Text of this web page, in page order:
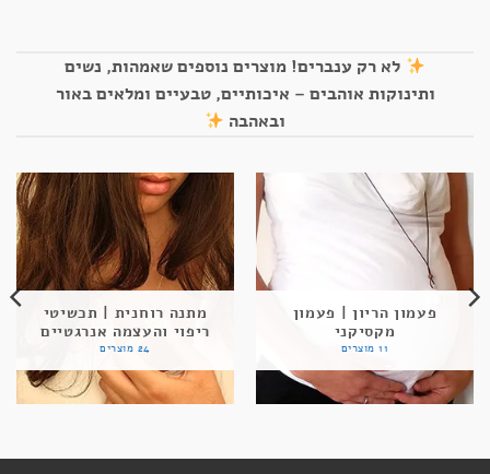
לא רק ענברים! מוצרים נוספים שאמהות, נשים
ותינוקות אוהבים – איכותיים, טבעיים ומלאים באור
ובאהבה
פעמון הריון | פעמון
מקסיקני
11 מוצרים
מתנה רוחנית | תכשיטי
ריפוי והעצמה אנרגטיים
24 מוצרים